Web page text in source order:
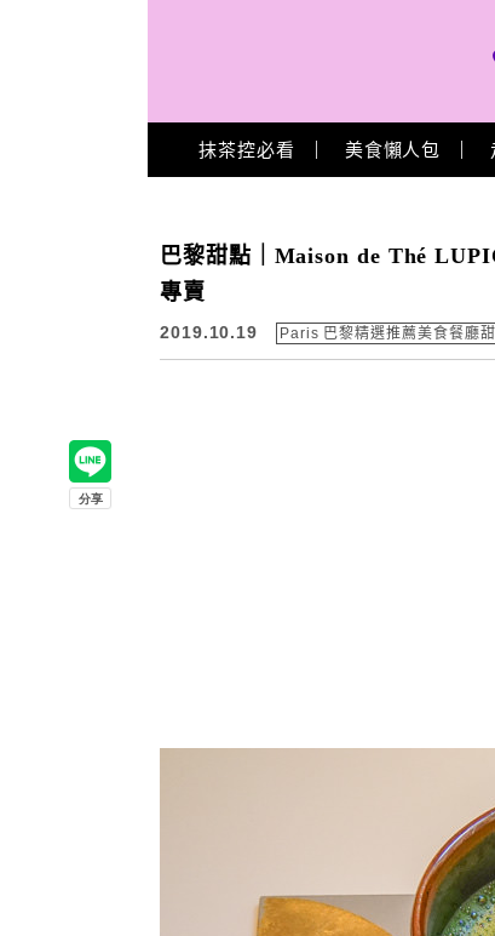
Main Menu
抹茶控必看 美食懶人包
巴黎甜點｜Maison de Thé
專賣
2019.10.19 Paris 巴黎精選推薦美食餐廳